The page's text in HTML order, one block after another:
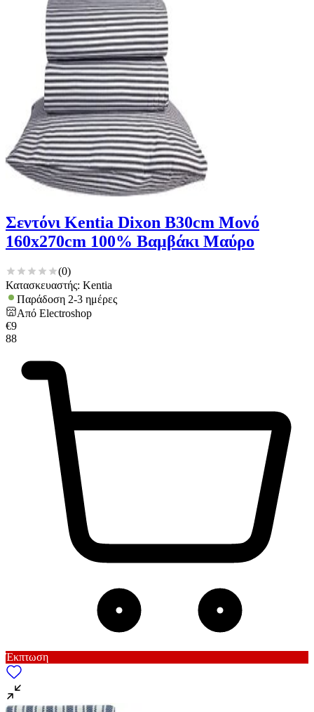
Σεντόνι Kentia Dixon B30cm Μονό
160x270cm 100% Βαμβάκι Μαύρο
(0)
Κατασκευαστής: Kentia
Παράδοση 2-3 ημέρες
Από Electroshop
€9
88
Έκπτωση